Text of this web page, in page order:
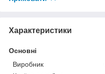
Характеристики
Основні
Виробник